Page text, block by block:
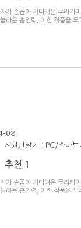
가 손꼽아 기다려온 무라카
라운 흡인력, 이전 작품을
08
지원단말기 : PC/스마트
추천 1
가 손꼽아 기다려온 무라카
라운 흡인력, 이전 작품을